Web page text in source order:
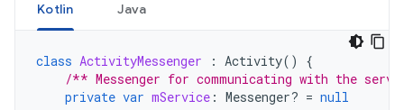
Kotlin Java
class ActivityMessenger : Activity()
{
/** Messenger for communicating with the
private var mService : Messenger? = null